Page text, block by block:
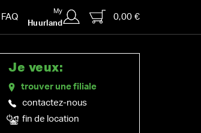
FAQ
My
Huurland
0,00 €
Je veux:
trouver une filiale
contactez-nous
fin de location